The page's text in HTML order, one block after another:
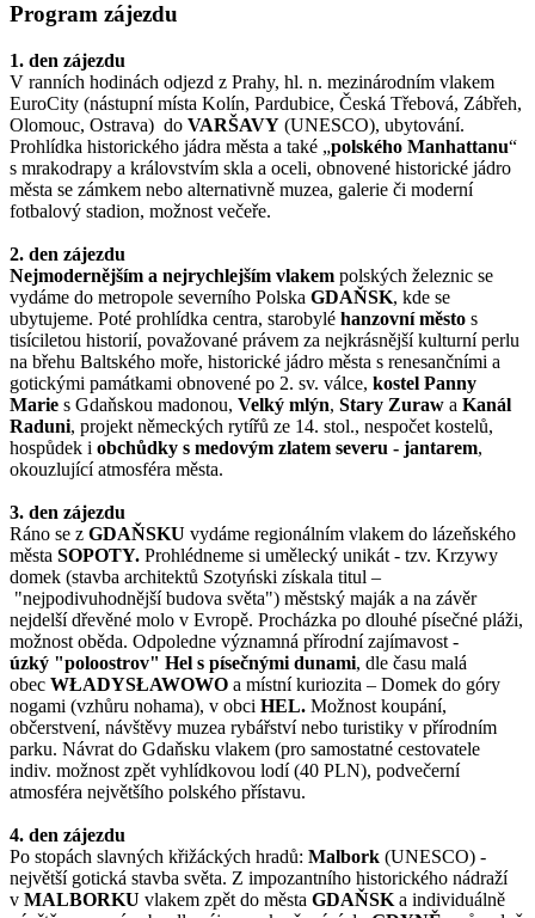
Program zájezdu
1. den zájezdu
V ranních hodinách odjezd z Prahy, hl. n. mezinárodním vlakem
EuroCity (nástupní místa Kolín, Pardubice, Česká Třebová, Zábřeh,
Olomouc, Ostrava) do VARŠAVY (UNESCO), ubytování.
Prohlídka historického jádra města a také „polského Manhattanu“
s mrakodrapy a královstvím skla a oceli, obnovené historické jádro
města se zámkem nebo alternativně muzea, galerie či moderní
fotbalový stadion, možnost večeře.
2. den zájezdu
Nejmodernějším a nejrychlejším vlakem polských železnic se
vydáme do metropole severního Polska GDAŇSK, kde se
ubytujeme. Poté prohlídka centra, starobylé hanzovní město s
tisíciletou historií, považované právem za nejkrásnější kulturní perlu
na břehu Baltského moře, historické jádro města s renesančními a
gotickými památkami obnovené po 2. sv. válce, kostel Panny
Marie s Gdaňskou madonou, Velký mlýn, Stary Zuraw a Kanál
Raduni, projekt německých rytířů ze 14. stol., nespočet kostelů,
hospůdek i obchůdky s medovým zlatem severu - jantarem,
okouzlující atmosféra města.
3. den zájezdu
Ráno se z GDAŇSKU vydáme regionálním vlakem do lázeňského
města SOPOTY. Prohlédneme si umělecký unikát - tzv. Krzywy
domek (stavba architektů Szotyński získala titul –
"nejpodivuhodnější budova světa") městský maják a na závěr
nejdelší dřevěné molo v Evropě. Procházka po dlouhé písečné pláži,
možnost oběda. Odpoledne významná přírodní zajímavost -
úzký "poloostrov" Hel s písečnými dunami, dle času malá
obec WŁADYSŁAWOWO a místní kuriozita – Domek do góry
nogami (vzhůru nohama), v obci HEL. Možnost koupání,
občerstvení, návštěvy muzea rybářství nebo turistiky v přírodním
parku. Návrat do Gdaňsku vlakem (pro samostatné cestovatele
indiv. možnost zpět vyhlídkovou lodí (40 PLN), podvečerní
atmosféra největšího polského přístavu.
4. den zájezdu
Po stopách slavných křižáckých hradů: Malbork (UNESCO) -
největší gotická stavba světa. Z impozantního historického nádraží
v MALBORKU vlakem zpět do města GDAŇSK a individuálně